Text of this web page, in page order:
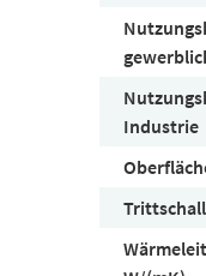
Industrie